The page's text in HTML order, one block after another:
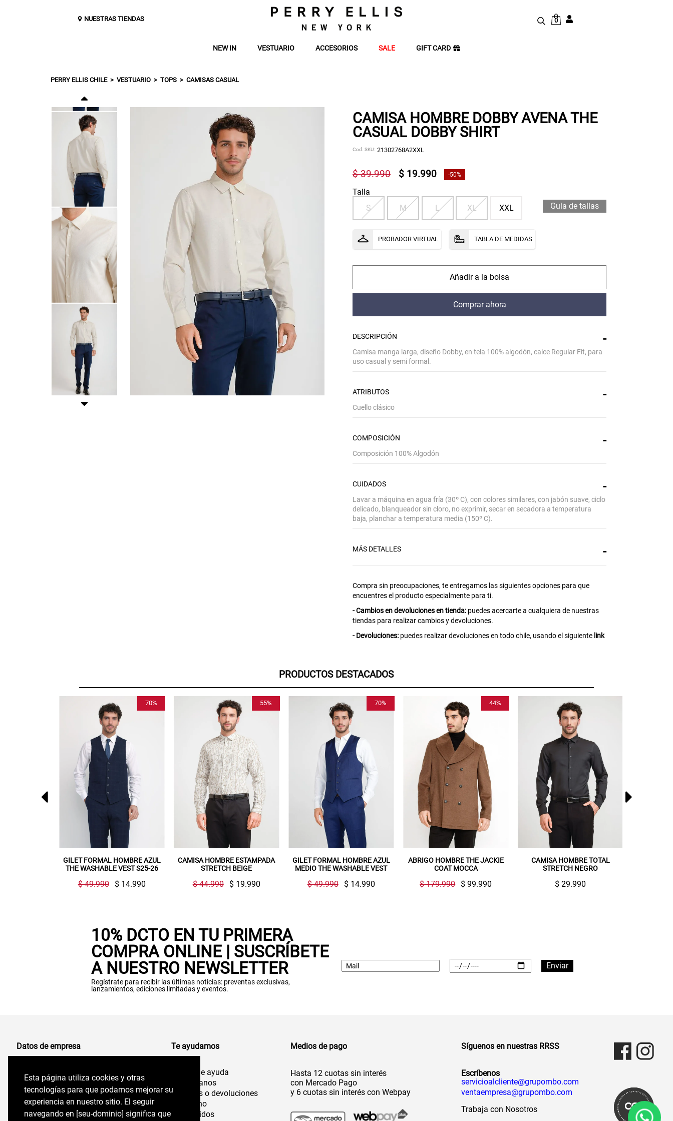
Esta página utiliza cookies y otras
tecnologías para que podamos mejorar su
experiencia en nuestro sitio. El seguir
navegando en perryellis.cl significa que estás
Esta página utiliza cookies y otras
tecnologías para que podamos mejorar su
experiencia en nuestro sitio. El seguir
navegando en [seu-dominio] significa que
NUESTRAS TIENDAS 0
NEW IN VESTUARIO ACCESORIOS SALE GIFT CARD
PERRY ELLIS CHILE VESTUARIO TOPS CAMISAS CASUAL
CAMISA HOMBRE DOBBY AVENA THE
CASUAL DOBBY SHIRT
Cod. SKU: 21302768A2XXL
$ 39.990 $ 19.990 -50%
Talla
S
M L XL XXL Guía de tallas
PROBADOR VIRTUAL TABLA DE MEDIDAS
comprar
comprar
DESCRIPCIÓN
Camisa manga larga, diseño Dobby, en tela 100% algodón, calce Regular Fit, para
uso casual y semi formal.
ATRIBUTOS
Cuello clásico
COMPOSICIÓN
Composición 100% Algodón
CUIDADOS
Lavar a máquina en agua fría (30º C), con colores similares, con jabón suave, ciclo
delicado, blanqueador sin cloro, no exprimir, secar en secadora a temperatura
baja, planchar a temperatura media (150º C).
MÁS DETALLES
Compra sin preocupaciones, te entregamos las siguientes opciones para que
encuentres el producto especialmente para ti.
- Cambios en devoluciones en tienda:puedes acercarte a cualquiera de nuestras
tiendas para realizar cambios y devoluciones.
- Devoluciones:puedes realizar devoluciones en todo chile, usando el siguiente link
PRODUCTOS DESTACADOS
55%
CAMISA HOMBRE ESTAMPADA
STRETCH BEIGE
$ 44.990 $ 19.990
70%
GILET FORMAL HOMBRE AZUL
MEDIO THE WASHABLE VEST
$ 49.990 $ 14.990
44%
ABRIGO HOMBRE THE JACKIE
COAT MOCCA
$ 179.990 $ 99.990
CAMISA HOMBRE TOTAL
STRETCH NEGRO
$ 29.990
CAMISA HOMBRE ALGODÓN
ESTAMPADA BEIGE
$ 49.990 $ 19.990
10% DCTO EN TU PRIMERA
COMPRA ONLINE | SUSCRÍBETE
A NUESTRO NEWSLETTER
Regístrate para recibir las últimas noticias: preventas exclusivas,
lanzamientos, ediciones limitadas y eventos.
Gracias por inscribirte!
Aquí esta tu cupón, usalo en tu siguiente
compra. Valido por 72 hrs.
Datos de empresa
Comercializadora de Vestuario S.A
96.554.710-K
Felix de Amesti 218,
Las Condes, Santiago,
Te ayudamos
Centro de ayuda
Contáctanos
Cambios o devoluciones
Despacho
Mis pedidos
Medios de pago
Hasta 12 cuotas sin interés
con Mercado Pago
y 6 cuotas sin interés con Webpay
Síguenos en nuestras RRSS
Escríbenos
servicioalcliente@grupombo.com
ventaempresa@grupombo.com
Trabaja con Nosotros